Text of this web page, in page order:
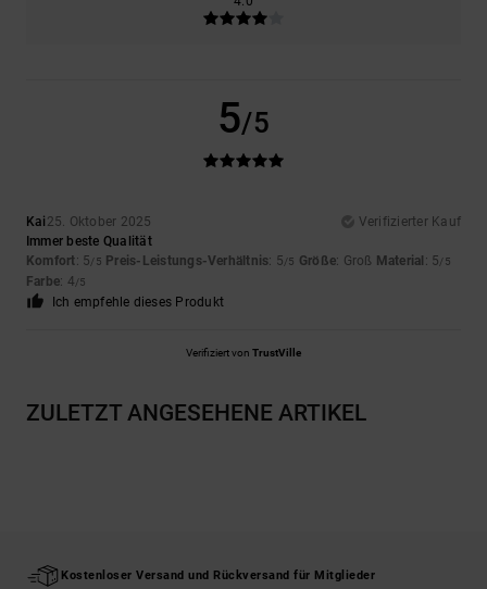
5/5
Kai 25. Oktober 2025
Verifizierter Kauf
Immer beste Qualität
Komfort: 5/5 Preis-Leistungs-Verhältnis: 5/5 Größe: Groß Material : 5/5
Farbe: 4/5
Ich empfehle dieses Produkt
Verifiziert von TrustVille
ZULETZT ANGESEHENE ARTIKEL
Kostenloser Versand und Rückversand für Mitglieder